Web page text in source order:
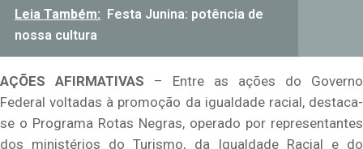
Leia Também: Festa Junina: potência de
nossa cultura
AÇÕES AFIRMATIVAS – Entre as ações do Governo
Federal voltadas à promoção da igualdade racial, destaca-
se o Programa Rotas Negras, operado por representantes
dos ministérios do Turismo, da Igualdade Racial e do